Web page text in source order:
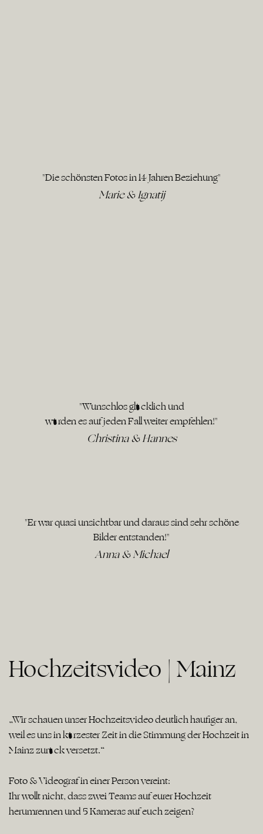
"Die schönsten Fotos in 14 Jahren Beziehung"
Marie & Ignatij
"Wunschlos glücklich und
würden es auf jeden Fall weiter empfehlen!"
Christina & Hannes
"Er war quasi unsichtbar und daraus sind sehr schöne
Bilder entstanden!"
Anna & Michael
Hochzeitsvideo | Mainz
„Wir schauen unser Hochzeitsvideo deutlich häufiger an,
weil es uns in kürzester Zeit in die Stimmung der Hochzeit in
Mainz zurück versetzt.“
Foto & Videograf in einer Person vereint:
Ihr wollt nicht, dass zwei Teams auf eurer Hochzeit
herumrennen und 5 Kameras auf euch zeigen?